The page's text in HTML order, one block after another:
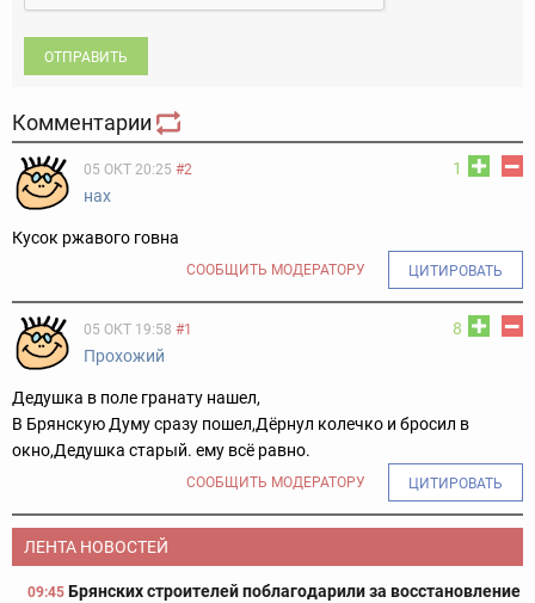
ОТПРАВИТЬ
Комментарии
1
05 ОКТ 20:25 #2
нах
Кусок ржавого говна
СООБЩИТЬ МОДЕРАТОРУ ЦИТИРОВАТЬ
8
05 ОКТ 19:58 #1
Прохожий
Дедушка в поле гранату нашел,
В Брянскую Думу сразу пошел,Дёрнул колечко и бросил в
окно,Дедушка старый. ему всё равно.
СООБЩИТЬ МОДЕРАТОРУ ЦИТИРОВАТЬ
ЛЕНТА НОВОСТЕЙ
09:45 Брянских строителей поблагодарили за восстановление